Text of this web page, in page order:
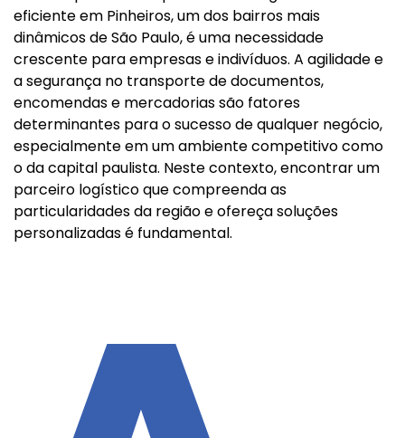
eficiente em Pinheiros, um dos bairros mais
dinâmicos de São Paulo, é uma necessidade
crescente para empresas e indivíduos. A agilidade e
a segurança no transporte de documentos,
encomendas e mercadorias são fatores
determinantes para o sucesso de qualquer negócio,
especialmente em um ambiente competitivo como
o da capital paulista. Neste contexto, encontrar um
parceiro logístico que compreenda as
particularidades da região e ofereça soluções
personalizadas é fundamental.